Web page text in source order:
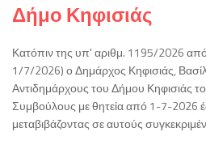
Δήμο Κηφισιάς
Κατόπιν της υπ' αριθμ. 1195/2026
1/7/2026) ο Δημάρχος Κηφισιάς,
Αντιδημάρχους του Δήμου Κηφισιάς
Συμβούλους με θητεία από 1-7-2026
μεταβιβάζοντας σε αυτούς